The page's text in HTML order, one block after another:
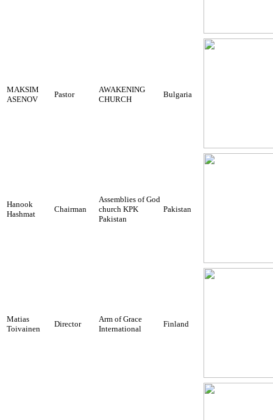
MAKSIM
ASENOV
Pastor
AWAKENING
CHURCH
Bulgaria
Hanook
Hashmat
Chairman
Assemblies of God
church KPK
Pakistan
Pakistan
Matias
Toivainen
Director
Arm of Grace
International
Finland